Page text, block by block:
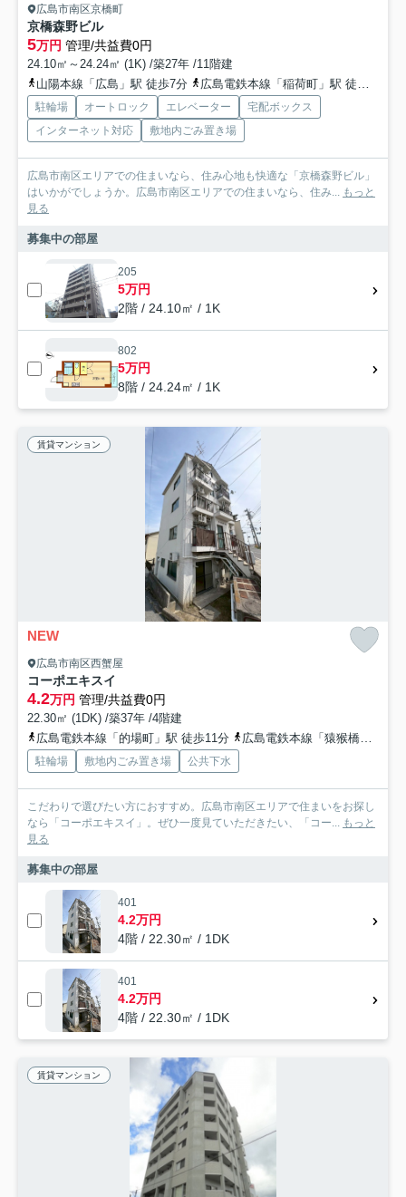
広島市南区京橋町
京橋森野ビル
5万円 管理/共益費0円
24.10㎡～24.24㎡ (1K) /築27年 /11階建
山陽本線「広島」駅 徒歩7分
広島電鉄本線「稲荷町」駅 徒歩4分
駐輪場 オートロック エレベーター
宅配ボックス
インターネット対応
敷地内ごみ置き場
広島市南区エリアでの住まいなら、住み心地も快適な「京橋森野ビル」
はいかがでしょうか。広島市南区エリアでの住まいなら、住み... もっと
見る
募集中の部屋
205
5万円
2階 / 24.10㎡ / 1K
802
5万円
8階 / 24.24㎡ / 1K
賃貸マンション
NEW
広島市南区西蟹屋
コーポエキスイ
4.2万円 管理/共益費0円
22.30㎡ (1DK) /築37年 /4階建
広島電鉄本線「的場町」駅 徒歩11分
広島電鉄本線「猿猴橋町」駅 徒歩11分
駐輪場 敷地内ごみ置き場 公共下水
こだわりで選びたい方におすすめ。広島市南区エリアで住まいをお探し
なら「コーポエキスイ」。ぜひ一度見ていただきたい、「コー... もっと
見る
募集中の部屋
401
4.2万円
4階 / 22.30㎡ / 1DK
401
4.2万円
4階 / 22.30㎡ / 1DK
賃貸マンション